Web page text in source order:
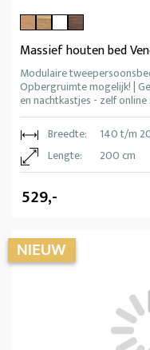
Massief houten bed
Modulaire
Opbergruimte mogelijk! |
en nachtkastjes - zelf
Breedte:
140 t/m
Lengte:
200 cm
529,-